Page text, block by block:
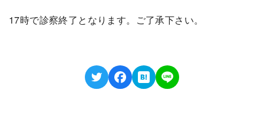
17時で診察終了となります。ご了承下さい。